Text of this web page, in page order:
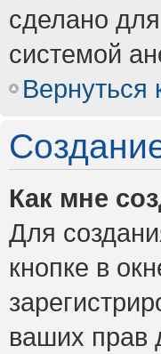
сделано
системой
Вернуться
Как мне
Для
кнопке в
ваших прав